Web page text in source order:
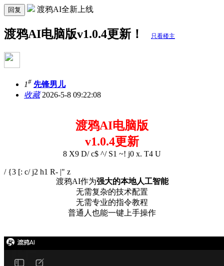
回复 渡鸦AI全新上线
渡鸦AI电脑版v1.0.4更新！ 只看楼主
1# 先锋男儿
收藏2026-5-8 09:22:08
渡鸦AI电脑版
v1.0.4更新
8 X9 D/ c$ ^/ S1 ~! j0 x. T4 U
/ {3 [: c/ j2 h1 R- |" z
渡鸦AI作为强大的本地人工智能
无需复杂的技术配置
无需专业的指令教程
普通人也能一键上手操作